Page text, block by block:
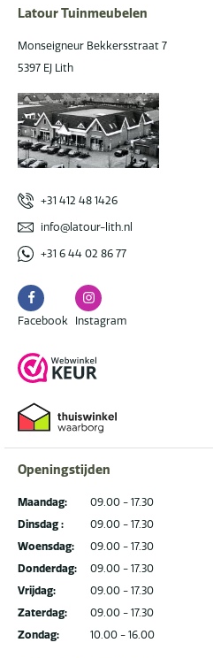
Latour Tuinmeubelen
Monseigneur Bekkersstraat 7
5397 EJ Lith
+31 412 48 1426
info@latour-lith.nl
+31 6 44 02 86 77
Facebook
Facebook
Instagram
Instagram
Openingstijden
Maandag:
Dinsdag :
Woensdag:
Donderdag:
Vrijdag:
Zaterdag:
Zondag:
09.00 - 17.30
09.00 - 17.30
09.00 - 17.30
09.00 - 17.30
09.00 - 17.30
09.00 - 17.30
10.00 - 16.00